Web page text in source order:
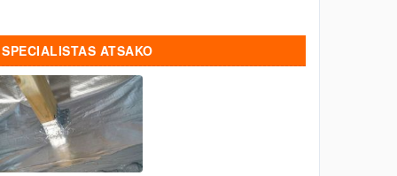
SPECIALISTAS ATSAKO